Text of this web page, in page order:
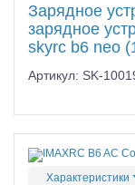
Зарядное
зарядное
skyrc b6 neo
Артикул: SK-
Характеристики